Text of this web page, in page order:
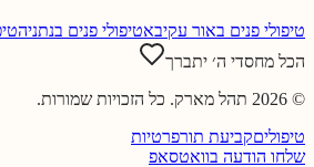
טיפולי פנים באור עקיבאטיפולי פנים בנתניה
הכל מחסדי ה׳ יתברך
©
2026 תהל מארק. כל הזכויות שמורות.
טיפוליםקביעת תורפרטיות
שלחו הודעה בוואטסאפ